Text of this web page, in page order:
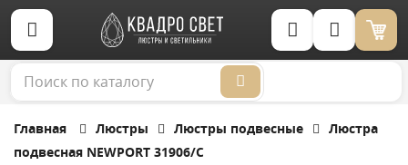
Корзина (0)
Главная Люстры Люстры подвесные
Люстра
подвесная NEWPORT 31906/С